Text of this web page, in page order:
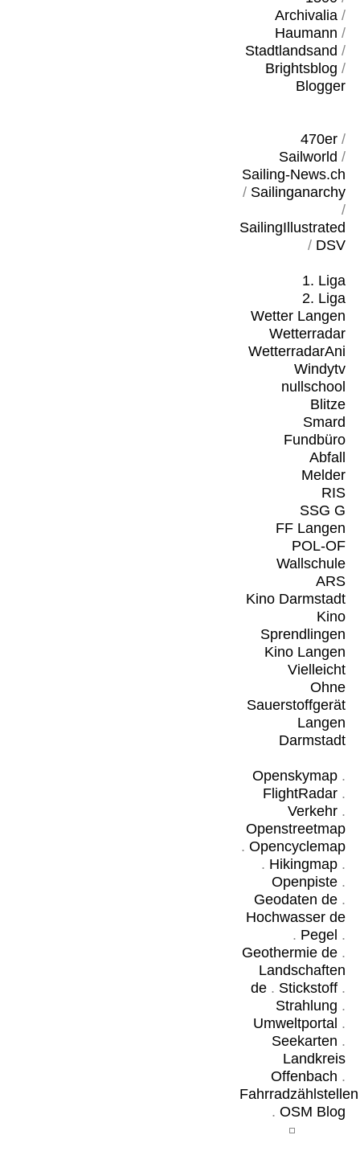
Archivalia/
Haumann /
Stadtlandsand /
Brightsblog /
Blogger
470er/
Sailworld /
Sailing-News.ch
/ Sailinganarchy
/
SailingIllustrated
/ DSV
1. Liga
2. Liga
Wetter Langen
Wetterradar
WetterradarAni
Windytv
nullschool
Blitze
Smard
Fundbüro
Abfall
Melder
RIS
SSG G
FF Langen
POL-OF
Wallschule
ARS
Kino Darmstadt
Kino
Sprendlingen
Kino Langen
Vielleicht
Ohne
Sauerstoffgerät
Langen
Darmstadt
Openskymap.
FlightRadar.
Verkehr.
Openstreetmap
. Opencyclemap
. Hikingmap.
Openpiste.
Geodaten de.
Hochwasser de
. Pegel .
Geothermie de.
Landschaften
de. Stickstoff.
Strahlung .
Umweltportal .
Seekarten .
Landkreis
Offenbach .
Fahrradzählstellen
. OSM Blog